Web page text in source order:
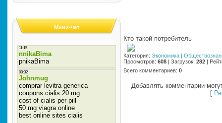
Мини-чат
Кто такой потребитель
·
Категория: Экономика |
Просмотров: 608 | Загрузок: 282 |
Всего комментариев: 0
Добавлять комментарии
[